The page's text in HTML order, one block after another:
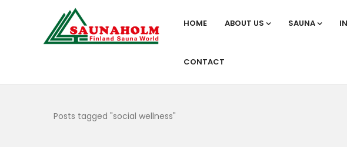
HOME ABOUT US SAUNA
CONTACT
Posts tagged "social wellness"